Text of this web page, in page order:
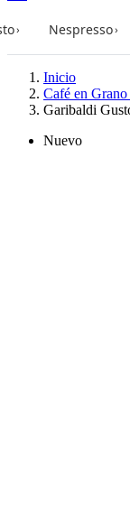
› Nespresso›
Inicio
Café en
Garibaldi
Nuevo